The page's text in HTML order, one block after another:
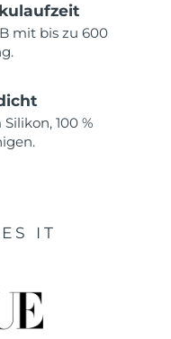
mit bis zu 600
100 %
IT